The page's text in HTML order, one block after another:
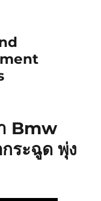
Bmw
ระฉูด พุ่ง